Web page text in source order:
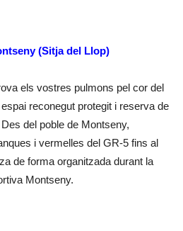
(Sitja del Llop)
els vostres pulmons pel cor del
reconegut protegit i reserva de
del poble de Montseny,
i vermelles del GR-5 fins al
de forma organitzada durant la
Montseny.